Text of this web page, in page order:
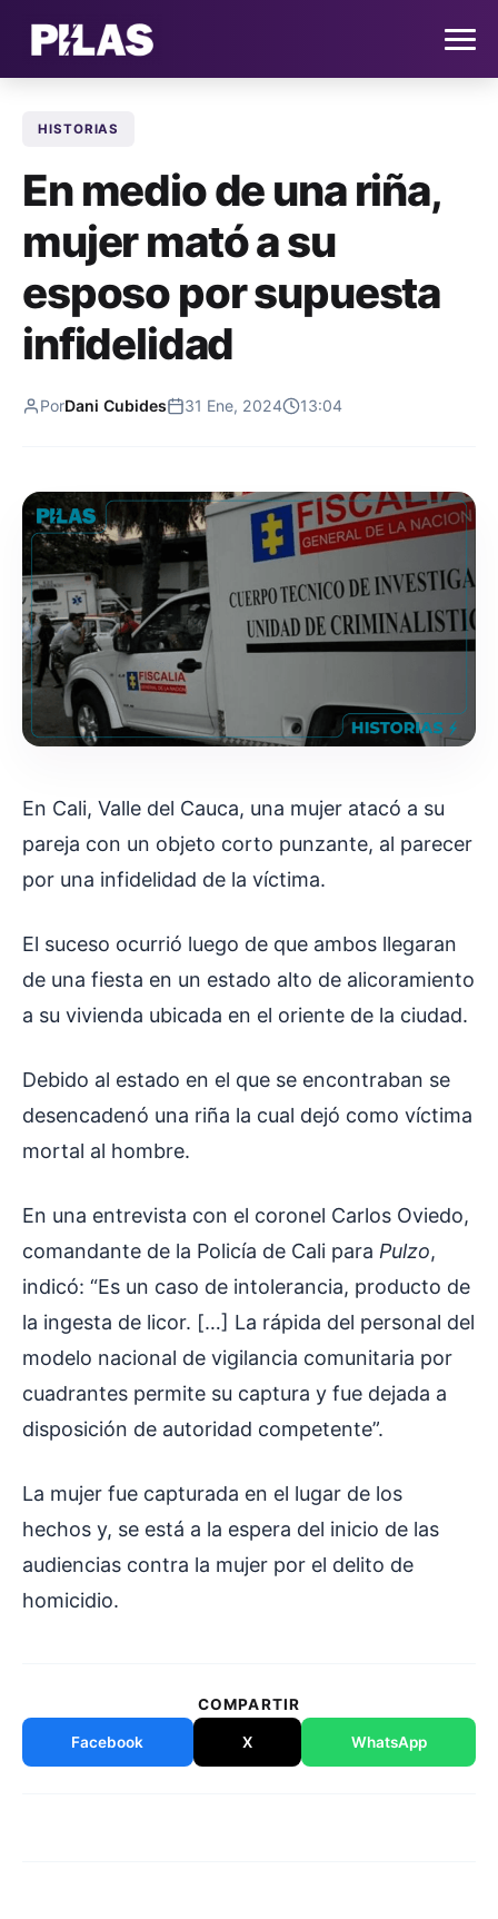
NOTICIAS
QUIÉNES SOMOS
CONTACTO
SUSCRÍBETE
HISTORIAS
En medio de una riña,
mujer mató a su
esposo por supuesta
infidelidad
PorDani Cubides 31 Ene, 2024 13:04
En Cali, Valle del Cauca, una mujer atacó a su
pareja con un objeto corto punzante, al parecer
por una infidelidad de la víctima.
El suceso ocurrió luego de que ambos llegaran
de una fiesta en un estado alto de alicoramiento
a su vivienda ubicada en el oriente de la ciudad.
Debido al estado en el que se encontraban se
desencadenó una riña la cual dejó como víctima
mortal al hombre.
En una entrevista con el coronel Carlos Oviedo,
comandante de la Policía de Cali para Pulzo,
indicó: “Es un caso de intolerancia, producto de
la ingesta de licor. […] La rápida del personal del
modelo nacional de vigilancia comunitaria por
cuadrantes permite su captura y fue dejada a
disposición de autoridad competente”.
La mujer fue capturada en el lugar de los
hechos y, se está a la espera del inicio de las
audiencias contra la mujer por el delito de
homicidio.
COMPARTIR
Facebook X WhatsApp